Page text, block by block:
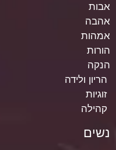
אבות
אהבה
אמהות
הורות
הנקה
הריון ולידה
זוגיות
קהילה
נשים